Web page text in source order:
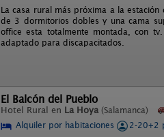
La casa rural más próxima a la
de 3 dormitorios dobles y una cama
office esta totalmente montada, con
adaptado para discapacitados.
El Balcón del Pueblo
Hotel Rural en La Hoya (Salamanca)
Alquiler por habitaciones
2-20+2